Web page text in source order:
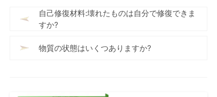
自己修復材料:壊れたものは自分で修復できま
すか?
物質の状態はいくつありますか?